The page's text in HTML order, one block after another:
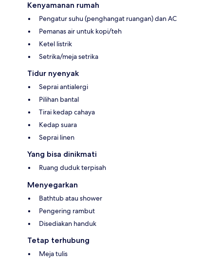
Kenyamanan rumah
Pengatur suhu (penghangat ruangan) dan AC
Pemanas air untuk kopi/teh
Ketel listrik
Setrika/meja setrika
Tidur nyenyak
Seprai antialergi
Pilihan bantal
Tirai kedap cahaya
Kedap suara
Seprai linen
Yang bisa dinikmati
Ruang duduk terpisah
Menyegarkan
Bathtub atau shower
Pengering rambut
Disediakan handuk
Tetap terhubung
Meja tulis